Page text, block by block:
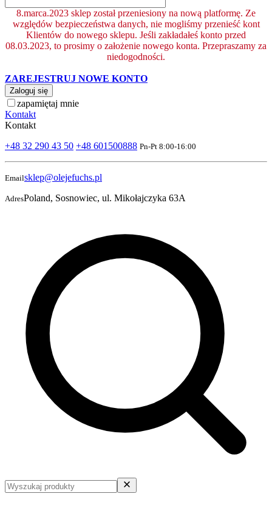
8.marca.2023 sklep został przeniesiony na nową platformę. Ze
względów bezpieczeństwa danych, nie mogliśmy przenieść kont
Klientów do nowego sklepu. Jeśli zakładałeś konto przed
08.03.2023, to prosimy o założenie nowego konta. Przepraszamy za
niedogodności.
ZAREJESTRUJ NOWE KONTO
Zaloguj się
zapamiętaj mnie
Kontakt
Kontakt
+48 32 290 43 50 +48 601500888 Pn-Pt 8:00-16:00
Emailsklep@olejefuchs.pl
AdresPoland, Sosnowiec, ul. Mikołajczyka 63A